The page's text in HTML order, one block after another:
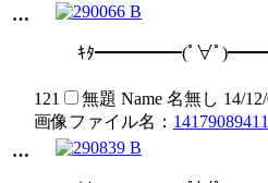
…
ｷﾀ━━━━━(ﾟ∀ﾟ
…
121 無題 Name 名無し 14/
画像ファイル名：